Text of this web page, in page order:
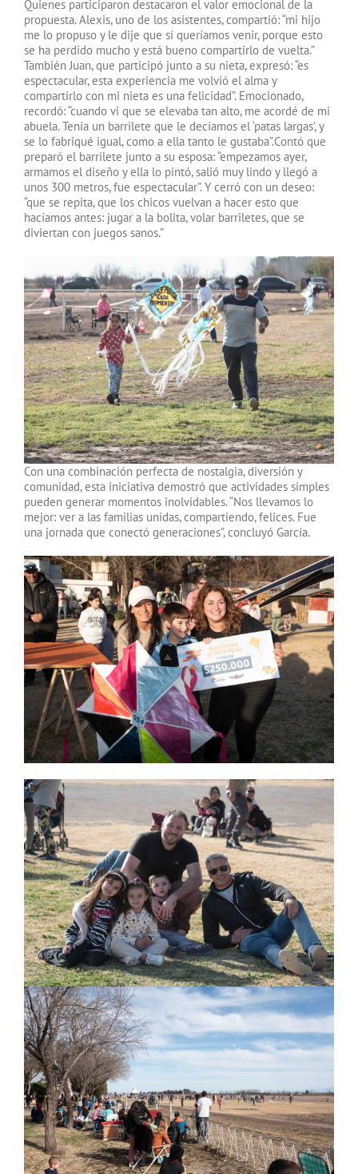
Quienes participaron destacaron el valor emocional de la
propuesta. Alexis, uno de los asistentes, compartió: “mi hijo
me lo propuso y le dije que sí queríamos venir, porque esto
se ha perdido mucho y está bueno compartirlo de vuelta.”
También Juan, que participó junto a su nieta, expresó: “es
espectacular, esta experiencia me volvió el alma y
compartirlo con mi nieta es una felicidad”. Emocionado,
recordó: “cuando vi que se elevaba tan alto, me acordé de mi
abuela. Tenía un barrilete que le decíamos el ‘patas largas’, y
se lo fabriqué igual, como a ella tanto le gustaba”.Contó que
preparó el barrilete junto a su esposa: “empezamos ayer,
armamos el diseño y ella lo pintó, salió muy lindo y llegó a
unos 300 metros, fue espectacular”. Y cerró con un deseo:
“que se repita, que los chicos vuelvan a hacer esto que
hacíamos antes: jugar a la bolita, volar barriletes, que se
diviertan con juegos sanos.”
Con una combinación perfecta de nostalgia, diversión y
comunidad, esta iniciativa demostró que actividades simples
pueden generar momentos inolvidables. “Nos llevamos lo
mejor: ver a las familias unidas, compartiendo, felices. Fue
una jornada que conectó generaciones”, concluyó García.